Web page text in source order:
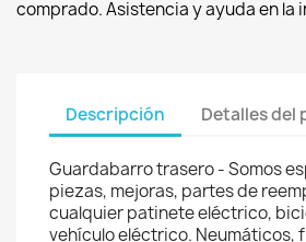
comprado. Asistencia y ayuda en la
Descripción Detalles del
Guardabarro trasero - Somos
piezas, mejoras, partes de
cualquier patinete eléctrico,
vehículo eléctrico. Neumáticos,